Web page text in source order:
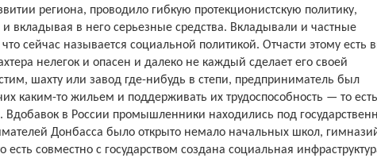
региона, проводило гибкую протекционистскую политику,
вкладывая в него серьезные средства. Вкладывали и частные
сейчас называется социальной политикой. Отчасти этому есть
нелегок и опасен и далеко не каждый сделает его своей
шахту или завод где-нибудь в степи, предприниматель был
каким-то жильем и поддерживать их трудоспособность — то есть
Вдобавок в России промышленники находились под
Донбасса было открыто немало начальных школ,
совместно с государством создана социальная